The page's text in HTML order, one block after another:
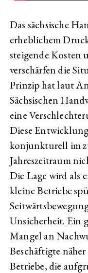
Das sächsische
erheblichem
steigende Kosten
verschärfen die
Prinzip hat laut
Sächsischen
eine
Diese
konjunkturell im
Jahreszeitraum
Die Lage wird als
kleine Betriebe
Unsicherheit. Ein
Mangel an
Beschäftigte
Betriebe, die